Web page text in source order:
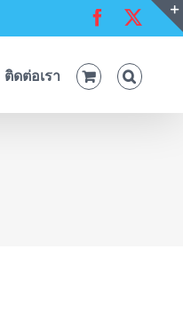
Facebook
ติดต่อเรา